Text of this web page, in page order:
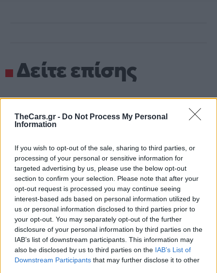
TheCars.gr - Do Not Process My Personal
Information
If you wish to opt-out of the sale, sharing to third parties, or
processing of your personal or sensitive information for
targeted advertising by us, please use the below opt-out
section to confirm your selection. Please note that after your
opt-out request is processed you may continue seeing
interest-based ads based on personal information utilized by
us or personal information disclosed to third parties prior to
your opt-out. You may separately opt-out of the further
disclosure of your personal information by third parties on the
IAB’s list of downstream participants. This information may
also be disclosed by us to third parties on the IAB’s List of
Downstream Participants that may further disclose it to other
Δείτε επίσης